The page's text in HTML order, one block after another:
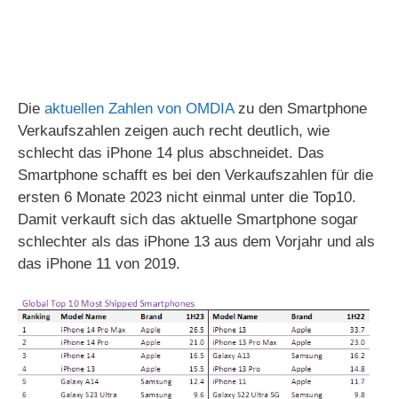
Die aktuellen Zahlen von OMDIAzu den Smartphone
Verkaufszahlen zeigen auch recht deutlich, wie
schlecht das iPhone 14 plus abschneidet. Das
Smartphone schafft es bei den Verkaufszahlen für die
ersten 6 Monate 2023 nicht einmal unter die Top10.
Damit verkauft sich das aktuelle Smartphone sogar
schlechter als das iPhone 13 aus dem Vorjahr und als
das iPhone 11 von 2019.